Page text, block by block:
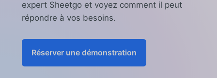
expert Sheetgo et voyez comment il peut
répondre à vos besoins.
Réserver une démonstration